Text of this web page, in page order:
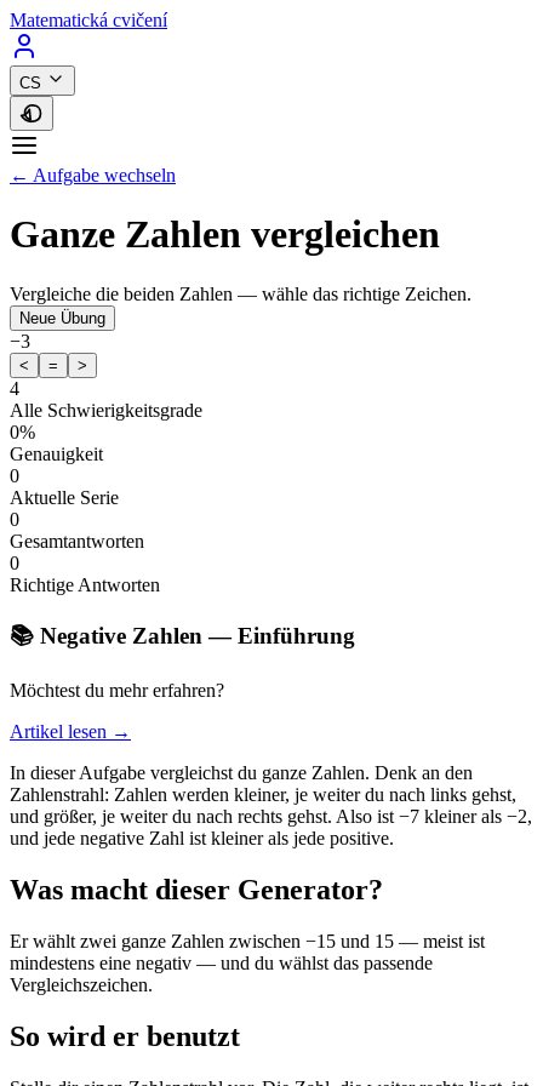
Matematická cvičení
CS
← Aufgabe wechseln
Ganze Zahlen vergleichen
Vergleiche die beiden Zahlen — wähle das richtige Zeichen.
Neue Übung
−3
< = >
4
Alle Schwierigkeitsgrade
0%
Genauigkeit
0
Aktuelle Serie
0
Gesamtantworten
0
Richtige Antworten
📚 Negative Zahlen — Einführung
Möchtest du mehr erfahren?
Artikel lesen →
In dieser Aufgabe vergleichst du ganze Zahlen. Denk an den
Zahlenstrahl: Zahlen werden kleiner, je weiter du nach links gehst,
und größer, je weiter du nach rechts gehst. Also ist −7 kleiner als −2,
und jede negative Zahl ist kleiner als jede positive.
Was macht dieser Generator?
Er wählt zwei ganze Zahlen zwischen −15 und 15 — meist ist
mindestens eine negativ — und du wählst das passende
Vergleichszeichen.
So wird er benutzt